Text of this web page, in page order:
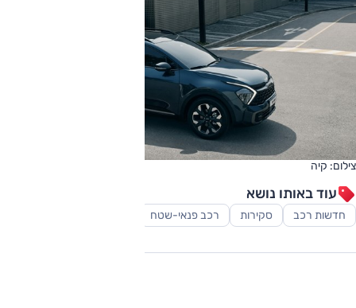
צילום: קיה
עוד באותו נושא
חדשות רכב סקירות רכב פנאי-שטח